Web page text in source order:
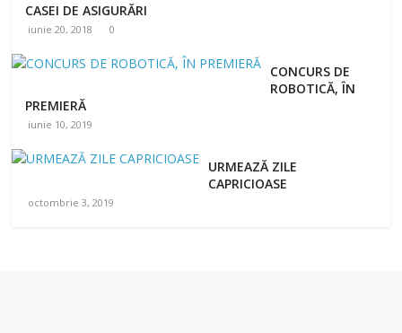
CASEI DE ASIGURĂRI
iunie 20, 2018 0
CONCURS DE
ROBOTICĂ, ÎN
PREMIERĂ
iunie 10, 2019
URMEAZĂ ZILE
CAPRICIOASE
octombrie 3, 2019